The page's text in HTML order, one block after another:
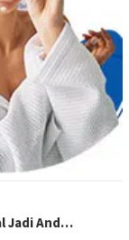
Jadi And…